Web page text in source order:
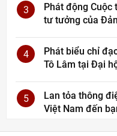
3
Phát động Cuộc
tư tưởng của
4
Phát biểu chỉ
Tô Lâm tại Đại
5
Lan tỏa thông
Việt Nam đến